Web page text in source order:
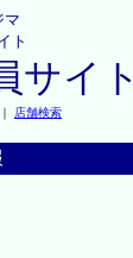
マ
ト
サイト
｜ 店舗検索